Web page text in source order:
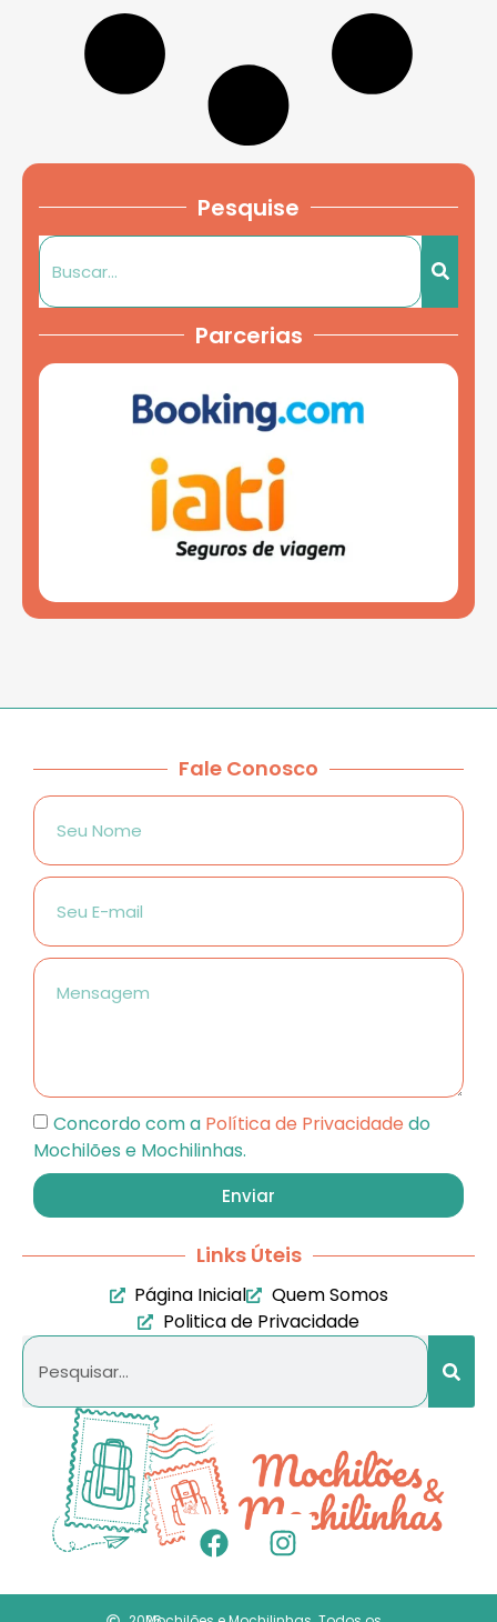
Pesquise
Parcerias
Fale Conosco
Concordo com a Política de Privacidade do
Mochilões e Mochilinhas.
Enviar
Links Úteis
Página Inicial
Quem Somos
Politica de Privacidade